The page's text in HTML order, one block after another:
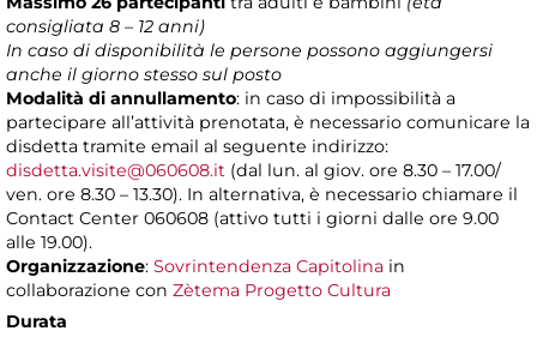
consigliata 8 – 12 anni)
In caso di disponibilità le persone possono aggiungersi
anche il giorno stesso sul posto
Modalità di annullamento: in caso di impossibilità a
partecipare all’attività prenotata, è necessario comunicare la
disdetta tramite email al seguente indirizzo:
disdetta.visite@060608.it (dal lun. al giov. ore 8.30 – 17.00/
ven. ore 8.30 – 13.30). In alternativa, è necessario chiamare il
Contact Center 060608 (attivo tutti i giorni dalle ore 9.00
alle 19.00).
Organizzazione: Sovrintendenza Capitolina in
collaborazione con Zètema Progetto Cultura
Durata